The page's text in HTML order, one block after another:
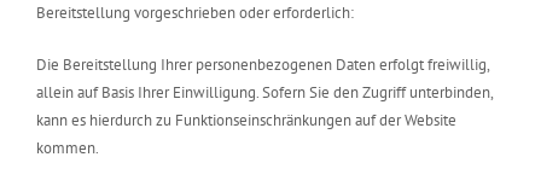
Bereitstellung vorgeschrieben oder erforderlich:
Die Bereitstellung Ihrer personenbezogenen Daten erfolgt freiwillig,
allein auf Basis Ihrer Einwilligung. Sofern Sie den Zugriff unterbinden,
kann es hierdurch zu Funktionseinschränkungen auf der Website
kommen.